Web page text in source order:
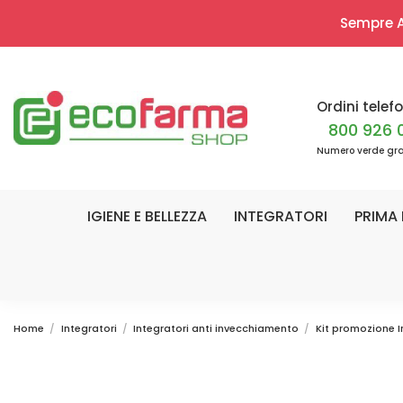
Sempre
Ordini
800 926
Numero verde
IGIENE E BELLEZZA INTEGRATORI PRIMA
Home Integratori Integratori anti invecchiamento Kit promozione